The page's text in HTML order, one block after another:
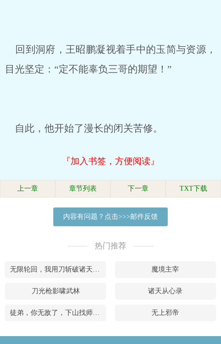
回到洞府，王昭鹏凝视着手中的玉简与资源，
目光坚定：“定不能辜负三哥的期望！”
自此，他开始了漫长的闭关苦修。
『加入书签，方便阅读』
上一章 章节列表 下一章 TXT下载
内容有问题？点击>>>邮件反馈
热门推荐
无限轮回，我用刀斩破诸天万界 魔境主宰
刀光枪影啸武林 诸天从心录
徒弟，你无敌了，下山找师姐去吧 无上邪帝